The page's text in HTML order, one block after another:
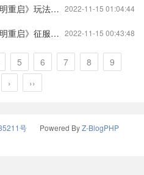
2022-11-15 01:04:44
新版本攻略王牌战争:文明重启
2022-11-15 00:43:48
版本介绍王牌战争:文明重启
5 6 7 8
9
› ››
号 Powered ByZ-BlogPHP